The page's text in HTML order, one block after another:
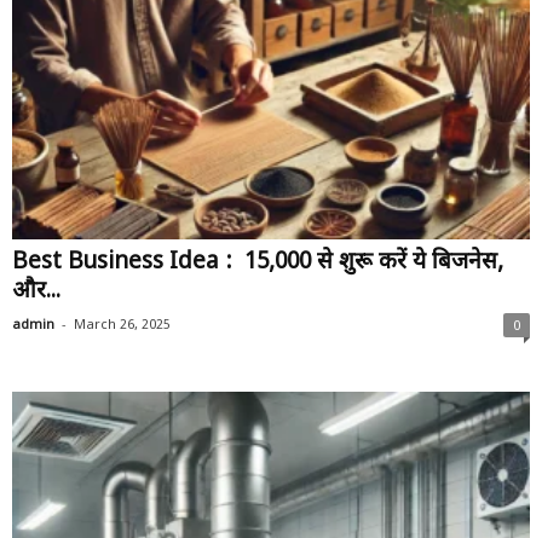
Best Business Idea : ₹15,000 से शुरू करें ये बिजनेस,
और...
admin - March 26, 2025 0